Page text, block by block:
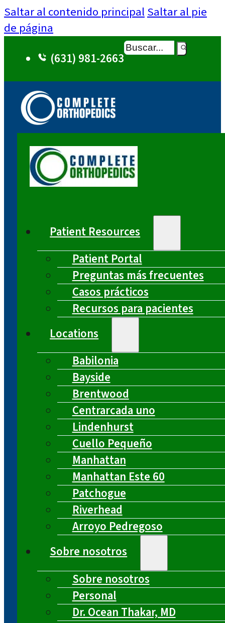
Saltar al contenido principal Saltar al pie
de página
(631) 981-2663
Buscar
Patient Resources
Patient Portal
Preguntas más frecuentes
Casos prácticos
Recursos para pacientes
Locations
Babilonia
Bayside
Brentwood
Centrarcada uno
Lindenhurst
Cuello Pequeño
Manhattan
Manhattan Este 60
Patchogue
Riverhead
Arroyo Pedregoso
Sobre nosotros
Sobre nosotros
Personal
Dr. Ocean Thakar, MD